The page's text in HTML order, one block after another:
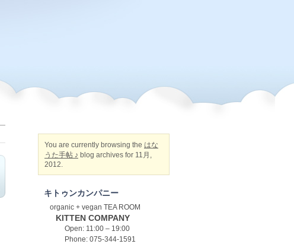
You are currently browsing the はな
うた手帖 ♪ blog archives for 11月,
2012.
キトゥンカンパニー
organic + vegan TEA ROOM
KITTEN COMPANY
Open: 11:00 – 19:00
Phone: 075-344-1591